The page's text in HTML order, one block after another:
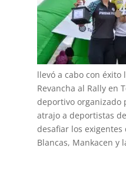
llevó a cabo con éxito
Revancha al Rally en
deportivo organizado
atrajo a deportistas
desafiar los exigentes
Blancas, Mankacen y